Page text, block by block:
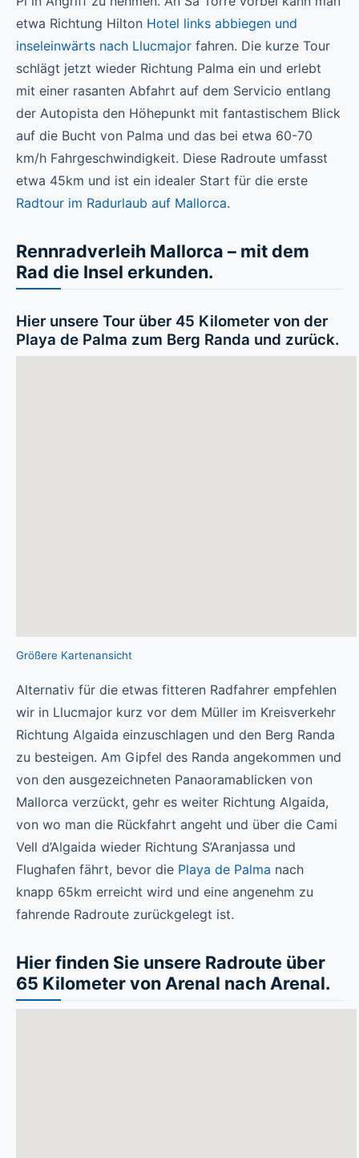
etwa Richtung Hilton Hotel links abbiegen und
inseleinwärts nach Llucmajor fahren. Die kurze Tour
schlägt jetzt wieder Richtung Palma ein und erlebt
mit einer rasanten Abfahrt auf dem Servicio entlang
der Autopista den Höhepunkt mit fantastischem Blick
auf die Bucht von Palma und das bei etwa 60-70
km/h Fahrgeschwindigkeit. Diese Radroute umfasst
etwa 45km und ist ein idealer Start für die erste
Radtour im Radurlaub auf Mallorca.
Rennradverleih Mallorca – mit dem
Rad die Insel erkunden.
Hier unsere Tour über 45 Kilometer von der
Playa de Palma zum Berg Randa und zurück.
Größere Kartenansicht
Alternativ für die etwas fitteren Radfahrer empfehlen
wir in Llucmajor kurz vor dem Müller im Kreisverkehr
Richtung Algaida einzuschlagen und den Berg Randa
zu besteigen. Am Gipfel des Randa angekommen und
von den ausgezeichneten Panaoramablicken von
Mallorca verzückt, gehr es weiter Richtung Algaida,
von wo man die Rückfahrt angeht und über die Cami
Vell d’Algaida wieder Richtung S’Aranjassa und
Flughafen fährt, bevor die Playa de Palma nach
knapp 65km erreicht wird und eine angenehm zu
fahrende Radroute zurückgelegt ist.
Hier finden Sie unsere Radroute über
65 Kilometer von Arenal nach Arenal.